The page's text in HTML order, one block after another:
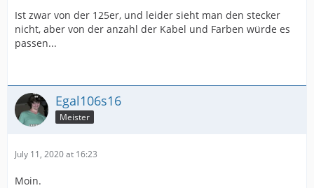
Ist zwar von der 125er, und leider sieht man den stecker
nicht, aber von der anzahl der Kabel und Farben würde es
passen...
Egal106s16
Meister
July 11, 2020 at 16:23
Moin.